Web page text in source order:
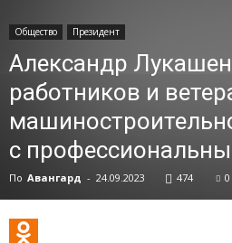
Общество Президент
Александр
работников и
с
По Авангард - 24.09.2023 474 0